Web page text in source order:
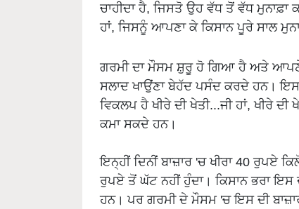
ਚਾਹੀਦਾ ਹੈ, ਜਿਸਤੋ ਉਹ ਵੱਧ ਤੋਂ ਵੱਧ
ਹਾਂ, ਜਿਸਨੂੰ ਆਪਣਾ ਕੇ ਕਿਸਾਨ ਪੂਰੇ ਸਾਲ
ਗਰਮੀ ਦਾ ਮੌਸਮ ਸ਼ੁਰੂ ਹੋ ਗਿਆ ਹੈ ਅਤੇ
ਸਲਾਦ ਖਾਉਂਣਾ ਬੇਹੱਦ ਪਸੰਦ ਕਰਦੇ ਹਨ।
ਵਿਕਲਪ ਹੈ ਖੀਰੇ ਦੀ ਖੇਤੀ...ਜੀ ਹਾਂ, ਖੀਰੇ
ਕਮਾ ਸਕਦੇ ਹਨ।
ਇਨ੍ਹੀਂ ਦਿਨੀਂ ਬਾਜ਼ਾਰ 'ਚ ਖੀਰਾ 40 ਰੁਪਏ
ਰੁਪਏ ਤੋਂ ਘੱਟ ਨਹੀਂ ਹੁੰਦਾ। ਕਿਸਾਨ ਭਰਾ ਇਸ
ਹਨ। ਪਰ ਗਰਮੀ ਦੇ ਮੌਸਮ 'ਚ ਇਸ ਦੀ